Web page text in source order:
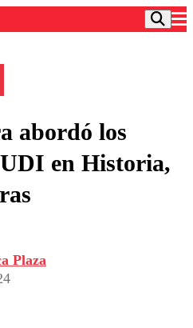
TV
en medios
abordó los
en Historia,
Plaza